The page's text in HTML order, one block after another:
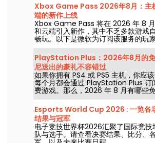
Xbox Game Pass 2026年8月：主
端的新作上线
Xbox Game Pass 将在 2026 年 8
和云端引入新作，其中不乏多款游戏
畅玩。以下是微软为订阅该服务的玩
新增内容。
PlayStation Plus：2026年8月的免
尼送出的豪礼不容错过
如果你拥有 PS4 或 PS5 主机，你应
每个月都会通过 PlayStation Plus 订
费游戏。那么，2026 年 8 月有哪些
起来看看本月的精选。
Esports World Cup 2026 : 一览各
结果与冠军
电子竞技世界杯2026汇聚了国际竞技
队与选手。请查看决赛结果、比分、